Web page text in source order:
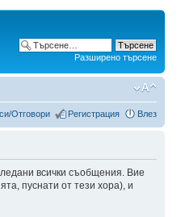
Разширено търсене
Отговори Регистрация Влез
всички съобщения. Вие
пуснати от тези хора), и